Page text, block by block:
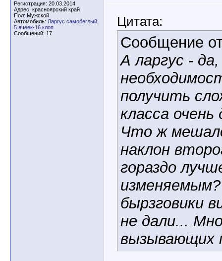
Регистрация: 20.03.2014
Адрес: красноярский край
Пол: Мужской
Автомобиль: Ларгус самобеглый,
5 ячеек-16 клоп
Сообщений: 17
Цитата:
Сообщение
А ларгус -
получить
класса очень
Что ж
наклон
гораздо
бырзговики
не дали...
вызывающих